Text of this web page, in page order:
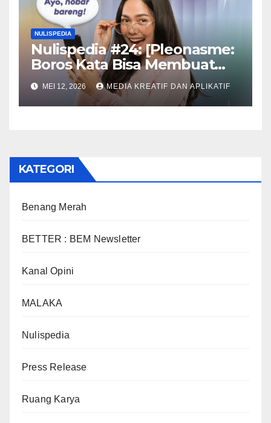
NULISPEDIA
Nulispedia #24: [Pleonasme:
Boros Kata Bisa Membuat
Kalimatmu Sia-sia]
MEI 12, 2026 MEDIA KREATIF DAN APLIKATIF
KATEGORI
Benang Merah
BETTER : BEM Newsletter
Kanal Opini
MALAKA
Nulispedia
Press Release
Ruang Karya